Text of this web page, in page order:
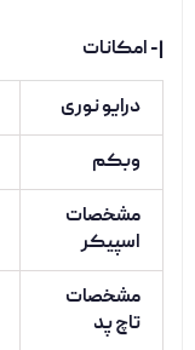
|- امکانات
درایو نوری
وبکم
مشخصات
اسپیکر
مشخصات
تاچ پد